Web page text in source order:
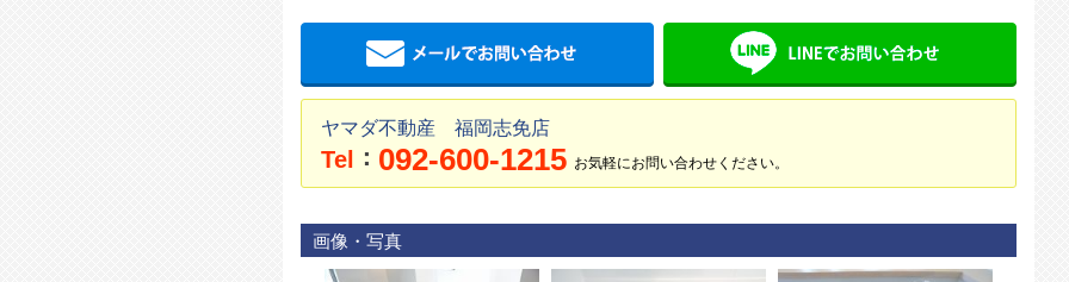
メールでお問い合わせ
ヤマダ不動産 福岡志免店
Tel ： 092-600-1215 お気軽にお問い合わせください。
画像・写真